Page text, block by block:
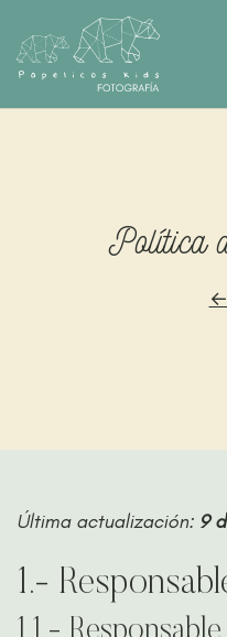
Política
←
Última actualización: 9
1.-